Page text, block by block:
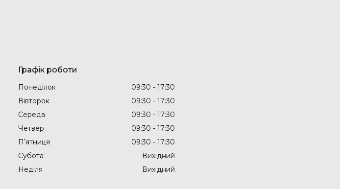
Графік роботи
Понеділок 09:30
17:30
Вівторок
09:30
17:30
Середа
09:30
17:30
Четвер
09:30
17:30
Пʼятниця
09:30
17:30
Субота
Вихідний
Неділя
Вихідний